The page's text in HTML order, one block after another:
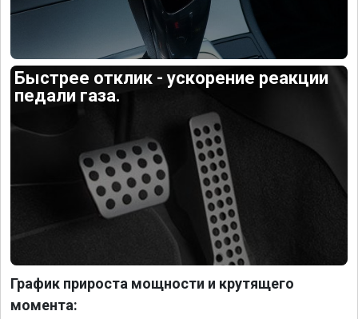
Быстрее отклик - ускорение реакции
педали газа.
График прироста мощности и крутящего
момента: